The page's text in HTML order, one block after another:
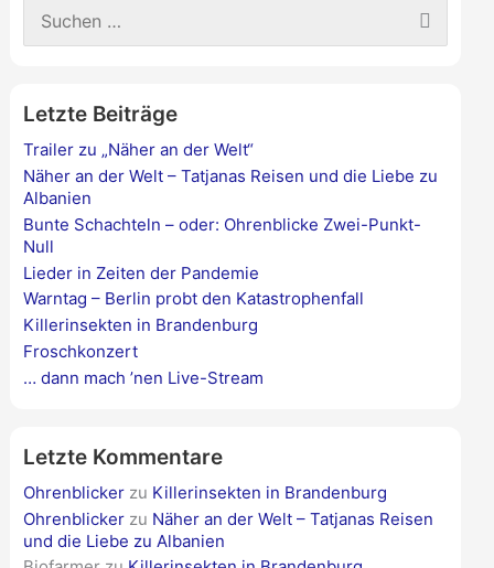
c
n
a
c
h
:
Letzte Beiträge
Trailer zu „Näher an der Welt“
Näher an der Welt – Tatjanas Reisen und die Liebe zu
Albanien
Bunte Schachteln – oder: Ohrenblicke Zwei-Punkt-
Null
Lieder in Zeiten der Pandemie
Warntag – Berlin probt den Katastrophenfall
Killerinsekten in Brandenburg
Froschkonzert
… dann mach ’nen Live-Stream
Letzte Kommentare
Ohrenblickerzu Killerinsekten in Brandenburg
Ohrenblickerzu Näher an der Welt – Tatjanas Reisen
und die Liebe zu Albanien